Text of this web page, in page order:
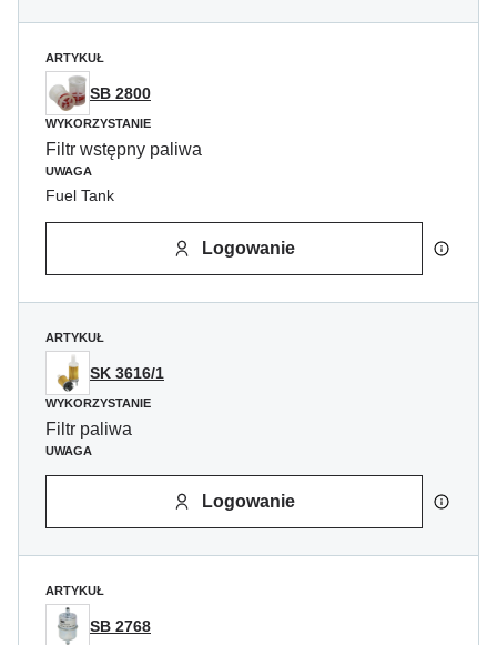
ARTYKUŁ
SB 2800
WYKORZYSTANIE
Filtr wstępny paliwa
UWAGA
Fuel Tank
Logowanie
ARTYKUŁ
SK 3616/1
WYKORZYSTANIE
Filtr paliwa
UWAGA
Logowanie
ARTYKUŁ
SB 2768